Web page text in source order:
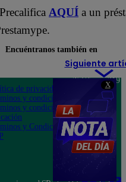
X
AQUÍ a un
Siguiente
Encuéntranos también en
de privacidad
y condiciones
y condiciones
y Condiciones
Teléfono: 219
Av. San
Felipe 968
Jesús María